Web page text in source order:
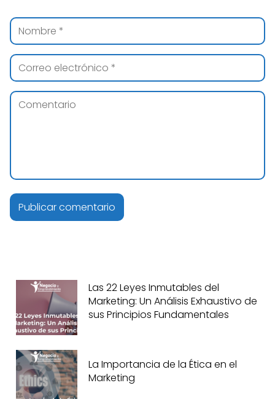
Las 22 Leyes Inmutables del
Marketing: Un Análisis Exhaustivo de
sus Principios Fundamentales
La Importancia de la Ética en el
Marketing